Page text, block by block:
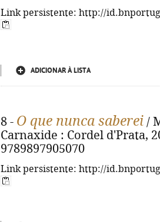
Link persistente: http://
ADICIONAR À LISTA
8 - O que nunca saberei /
Carnaxide : Cordel d'Prata,
9789897905070
Link persistente: http://